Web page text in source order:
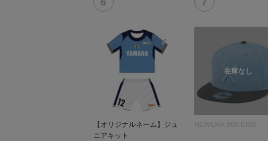
【オリジナルネーム】ジュ
ニアキット
NEWERA 950:EMB